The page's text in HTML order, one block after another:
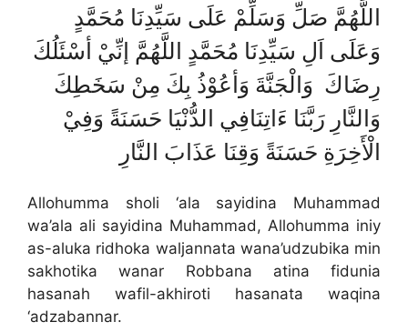
اللَّهُمَّ صَلِّ وَسَلِّمْ عَلَى سَيِّدِنَا مُحَمَّدٍ
وَعَلَى اَلِ سَيِّدِنَا مُحَمَّدٍ اللَّهُمَّ إنِّيْ أسْئَلُكَ
رِضَاكَ وَالْجَنَّةَ وَأعُوْذُ بِكَ مِنْ سَخَطِكَ
وَالنَّارِ رَبَّنَا ءَاتِنَافِي الدُّنْيَا حَسَنَةً وَفِيْ
الْأَخِرَةِ حَسَنَةً وَقِنَا عَذَابَ النَّارِ
Allohumma sholi ‘ala sayidina Muhammad
wa’ala ali sayidina Muhammad, Allohumma iniy
as-aluka ridhoka waljannata wana’udzubika min
sakhotika wanar Robbana atina fidunia
hasanah wafil-akhiroti hasanata waqina
‘adzabannar.